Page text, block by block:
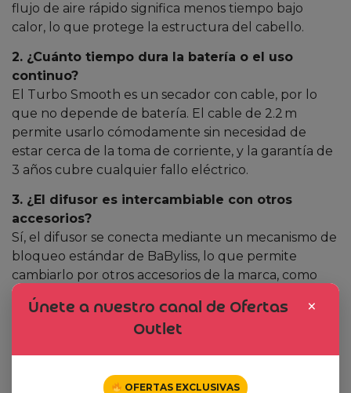
flujo de aire rápido significa menos tiempo bajo
calor, lo que protege la estructura del cabello.
2. ¿Cuánto tiempo dura la batería o el uso
continuo?
El Turbo Smooth es un secador con cable, por lo
que no depende de batería. El cable de 2.2 m
permite usarlo cómodamente sin necesidad de
estar cerca de la toma de corriente, y la garantía de
3 años cubre cualquier fallo eléctrico.
3. ¿El difusor es intercambiable con otros
accesorios?
Sí, el difusor se conecta mediante un mecanismo de
bloqueo estándar de BaByliss, lo que permite
cambiarlo por otros accesorios de la marca, como
boquillas concentradoras, si se desea un acabado
más liso.
Absolutamente. Con la combinación de la
×
Únete a nuestro canal de Ofertas
Outlet
OFERTAS EXCLUSIVAS